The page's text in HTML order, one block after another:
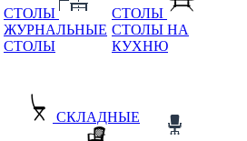
СТОЛЫ
ЖУРНАЛЬНЫЕ
СТОЛЫ
СТОЛЫ
СТОЛЫ НА
КУХНЮ
СКЛАДНЫЕ